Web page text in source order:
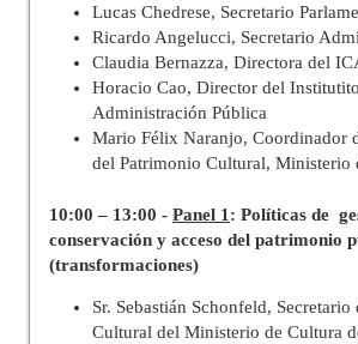
Lucas Chedrese, Secretario
Ricardo Angelucci, Secretario
Claudia Bernazza, Directora del
Horacio Cao, Director del
Administración Pública
Mario Félix Naranjo, Coordinador
del Patrimonio Cultural, Ministerio
10:00 – 13:00 - Panel 1 : Políticas de
conservación y acceso del patrimonio
(transformaciones)
Sr. Sebastián Schonfeld, Secretario
Cultural del Ministerio de Cultura